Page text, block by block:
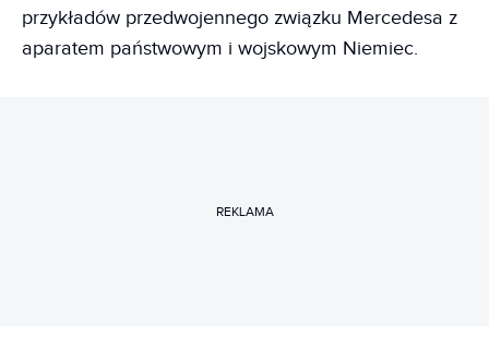
przykładów przedwojennego związku Mercedesa z
aparatem państwowym i wojskowym Niemiec.
REKLAMA